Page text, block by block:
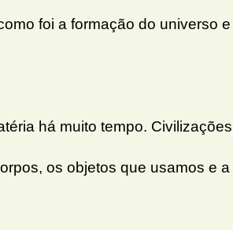
foi a formação do universo e
há muito tempo. Civilizações
os objetos que usamos e a